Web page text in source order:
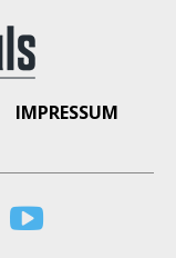
IMPRESSUM